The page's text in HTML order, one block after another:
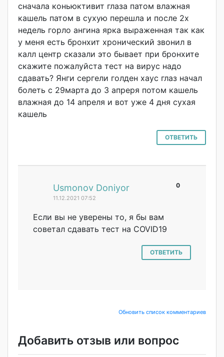
сначала коньюктивит глаза патом влажная
кашель патом в сухую перешла и после 2х
недель горло ангина ярка выраженная так как
у меня есть бронхит хронический звонил в
калл центр сказали это бывает при бронхите
скажите пожалуйста тест на вирус надо
сдавать? Янги сергели голден хаус глаз начал
болеть с 29марта до 3 апреря потом кашель
влажная до 14 апреля и вот уже 4 дня сухая
кашель
ОТВЕТИТЬ
0
Usmonov Doniyor
11.12.2021 07:52
Если вы не уверены то, я бы вам
советал сдавать тест на COVID19
ОТВЕТИТЬ
Обновить список комментариев
Добавить отзыв или вопрос